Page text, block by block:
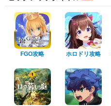
FGO攻略 ホロドリ攻略